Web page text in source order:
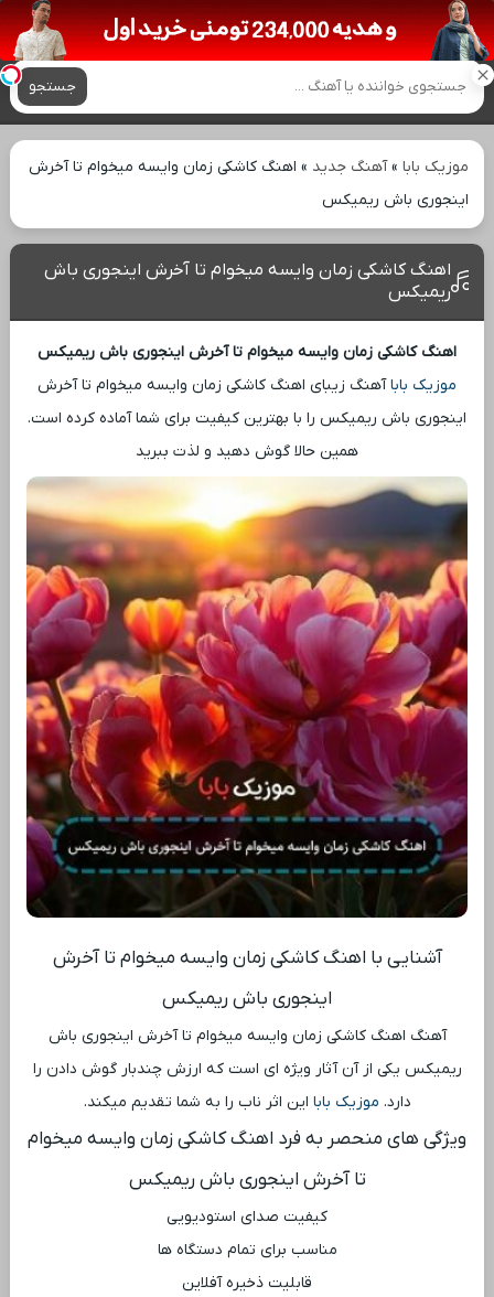
آهنگ های جدید
جستجو
موزیک بابا»آهنگ جدید » اهنگ کاشکی زمان وایسه میخوام تا آخرش
اینجوری باش ریمیکس
اهنگ کاشکی زمان وایسه میخوام تا آخرش اینجوری باش
ریمیکس
اهنگ کاشکی زمان وایسه میخوام تا آخرش اینجوری باش ریمیکس
موزیک باباآهنگ زیبای اهنگ کاشکی زمان وایسه میخوام تا آخرش
اینجوری باش ریمیکس را با بهترین کیفیت برای شما آماده کرده است.
همین حالا گوش دهید و لذت ببرید
آشنایی با اهنگ کاشکی زمان وایسه میخوام تا آخرش
اینجوری باش ریمیکس
آهنگ اهنگ کاشکی زمان وایسه میخوام تا آخرش اینجوری باش
ریمیکس یکی از آن آثار ویژه ‌ای است که ارزش چندبار گوش دادن را
دارد. موزیک بابا این اثر ناب را به شما تقدیم میکند.
ویژگی ‌های منحصر به فرد اهنگ کاشکی زمان وایسه میخوام
تا آخرش اینجوری باش ریمیکس
کیفیت صدای استودیویی
مناسب برای تمام دستگاه ‌ها
قابلیت ذخیره آفلاین